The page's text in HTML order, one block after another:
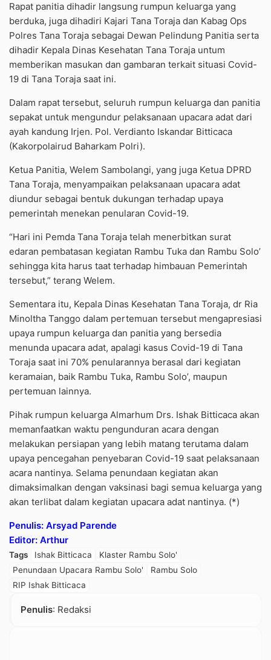
Rapat panitia dihadir langsung rumpun keluarga yang
berduka, juga dihadiri Kajari Tana Toraja dan Kabag Ops
Polres Tana Toraja sebagai Dewan Pelindung Panitia serta
dihadir Kepala Dinas Kesehatan Tana Toraja untum
memberikan masukan dan gambaran terkait situasi Covid-
19 di Tana Toraja saat ini.
Dalam rapat tersebut, seluruh rumpun keluarga dan panitia
sepakat untuk mengundur pelaksanaan upacara adat dari
ayah kandung Irjen. Pol. Verdianto Iskandar Bitticaca
(Kakorpolairud Baharkam Polri).
Ketua Panitia, Welem Sambolangi, yang juga Ketua DPRD
Tana Toraja, menyampaikan pelaksanaan upacara adat
diundur sebagai bentuk dukungan terhadap upaya
pemerintah menekan penularan Covid-19.
“Hari ini Pemda Tana Toraja telah menerbitkan surat
edaran pembatasan kegiatan Rambu Tuka dan Rambu Solo’
sehingga kita harus taat terhadap himbauan Pemerintah
tersebut,” terang Welem.
Sementara itu, Kepala Dinas Kesehatan Tana Toraja, dr Ria
Minoltha Tanggo dalam pertemuan tersebut mengapresiasi
upaya rumpun keluarga dan panitia yang bersedia
menunda upacara adat, apalagi kasus Covid-19 di Tana
Toraja saat ini 70% penularannya berasal dari kegiatan
keramaian, baik Rambu Tuka, Rambu Solo’, maupun
pertemuan lainnya.
Pihak rumpun keluarga Almarhum Drs. Ishak Bitticaca akan
memanfaatkan waktu pengunduran acara dengan
melakukan persiapan yang lebih matang terutama dalam
upaya pencegahan penyebaran Covid-19 saat pelaksanaan
acara nantinya. Selama penundaan kegiatan akan
dimaksimalkan dengan vaksinasi bagi semua keluarga yang
akan terlibat dalam kegiatan upacara adat nantinya. (*)
Penulis: Arsyad Parende
Editor: Arthur
Tags Ishak Bitticaca
Klaster Rambu Solo'
Penundaan Upacara Rambu Solo'
Rambu Solo
RIP Ishak Bitticaca
Penulis: Redaksi